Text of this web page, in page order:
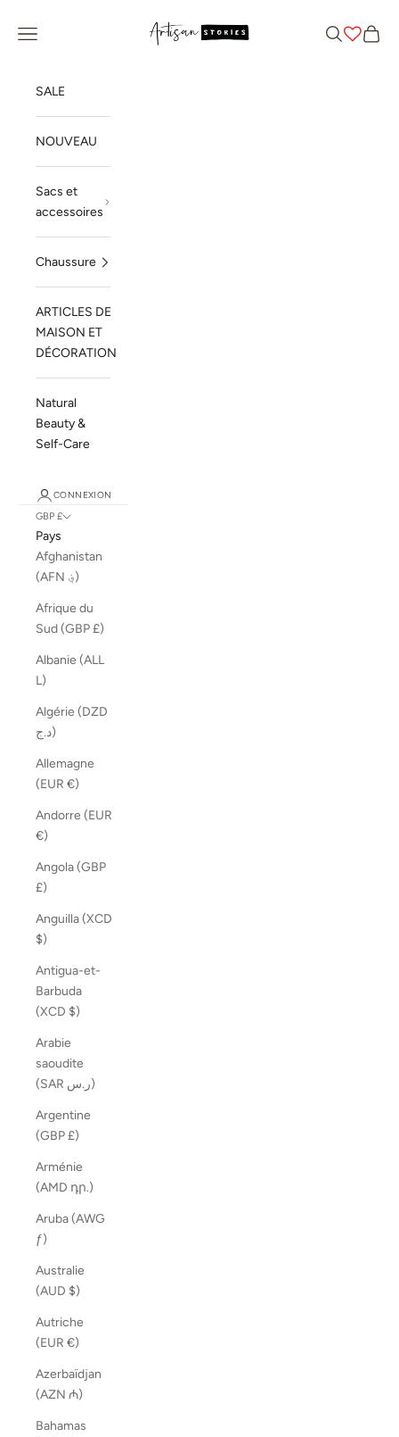
Artisan Stories
Menu Recherche
Panier
SALE
NOUVEAU
Sacs et
accessoires
Chaussure
ARTICLES DE
MAISON ET
DÉCORATION
Natural
Beauty &
Self-Care
CONNEXION
GBP £
Pays
Afghanistan
(AFN ؋)
Afrique du
Sud (GBP £)
Albanie (ALL
L)
Algérie (DZD
د.ج)
Allemagne
(EUR €)
Andorre (EUR
€)
Angola (GBP
£)
Anguilla (XCD
$)
Antigua-et-
Barbuda
(XCD $)
Arabie
saoudite
(SAR ر.س)
Argentine
(GBP £)
Arménie
(AMD դր.)
Aruba (AWG
ƒ)
Australie
(AUD $)
Autriche
(EUR €)
Azerbaïdjan
(AZN ₼)
Bahamas